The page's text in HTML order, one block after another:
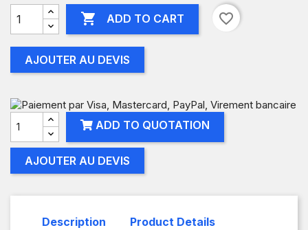
 ADD TO CART favorite_border
AJOUTER AU DEVIS
ADD TO QUOTATION
AJOUTER AU DEVIS
Description Product Details